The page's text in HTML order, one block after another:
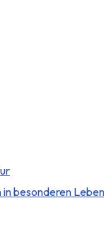
besonderen